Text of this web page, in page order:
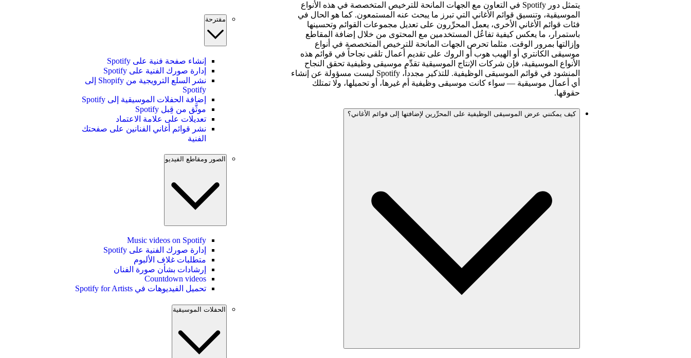
يتمثل دور Spotify في التعاون مع الجهات المانحة للترخيص المتخصصة في هذه الأنواع
الموسيقية، وتنسيق قوائم الأغاني التي تبرز ما يبحث عنه المستمعون. كما هو الحال في
فئات قوائم الأغاني الأخرى، يعمل المحرِّرون على تعديل مجموعات القوائم وتحسينها
باستمرار، ما يعكس كيفية تفاعُل المستخدمين مع المحتوى من خلال إضافة المقاطع
وإزالتها بمرور الوقت. مثلما تحرص الجهات المانحة للترخيص المتخصصة في أنواع
موسيقى الكانتري أو الهيب هوب أو الروك على تقديم أعمال تلقى نجاحاً في قوائم هذه
الأنواع الموسيقية، فإن شركات الإنتاج الموسيقية تقدِّم موسيقى وظيفية تحقق النجاح
المنشود في قوائم الموسيقى الوظيفية. للتذكير مجدداً، Spotify ليست مسؤولة عن إنشاء
أي أعمال موسيقية — سواء كانت موسيقى وظيفية أم غيرها، أو تحميلها، ولا تمتلك
حقوقها.
كيف يمكنني عرض الموسيقى الوظيفية على المحرِّرين لإضافتها إلى قوائم الأغاني؟
مقترحة
إنشاء صفحة فنية على Spotify
إدارة صورك الفنية على Spotify
نشر السلع الترويجية من Shopify إلى
Spotify
إضافة الحفلات الموسيقية إلى Spotify
موثَّق من قِبل Spotify
تعديلات على علامة الاعتماد
نشر قوائم أغاني الفنانين على صفحتك
الفنية
الصور ومقاطع الفيديو
Music videos on Spotify
إدارة صورك الفنية على Spotify
متطلبات غلاف الألبوم
إرشادات بشأن صورة الفنان
Countdown videos
تحميل الفيديوهات في Spotify for Artists
الحفلات الموسيقية